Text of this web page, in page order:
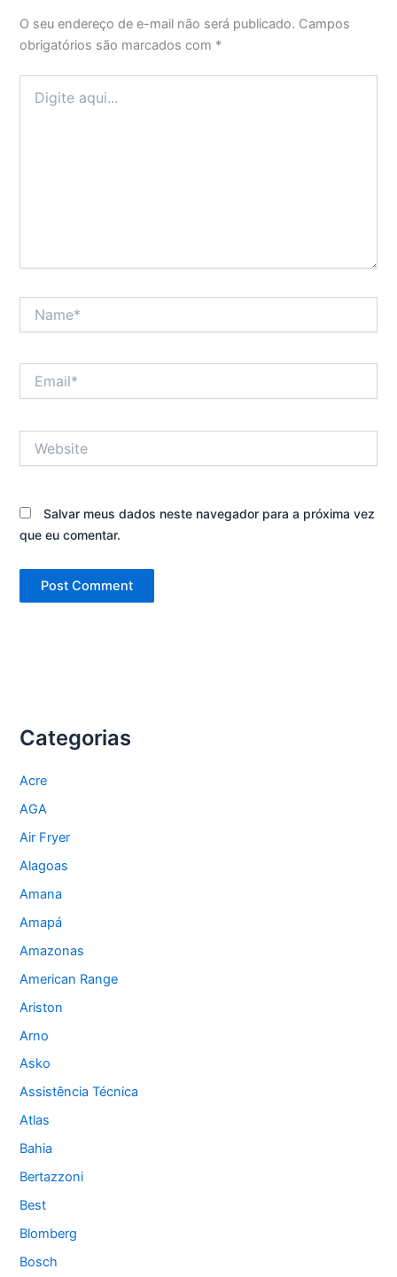
O seu endereço de e-mail não será publicado. Campos
obrigatórios são marcados com *
aqui...
Salvar meus dados neste navegador para a próxima vez
que eu comentar.
Categorias
Acre
AGA
Air Fryer
Alagoas
Amana
Amapá
Amazonas
American Range
Ariston
Arno
Asko
Assistência Técnica
Atlas
Bahia
Bertazzoni
Best
Blomberg
Bosch